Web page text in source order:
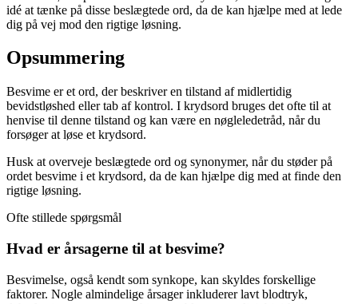
idé at tænke på disse beslægtede ord, da de kan hjælpe med at lede
dig på vej mod den rigtige løsning.
Opsummering
Besvime er et ord, der beskriver en tilstand af midlertidig
bevidstløshed eller tab af kontrol. I krydsord bruges det ofte til at
henvise til denne tilstand og kan være en nøgleledetråd, når du
forsøger at løse et krydsord.
Husk at overveje beslægtede ord og synonymer, når du støder på
ordet besvime i et krydsord, da de kan hjælpe dig med at finde den
rigtige løsning.
Ofte stillede spørgsmål
Hvad er årsagerne til at besvime?
Besvimelse, også kendt som synkope, kan skyldes forskellige
faktorer. Nogle almindelige årsager inkluderer lavt blodtryk,